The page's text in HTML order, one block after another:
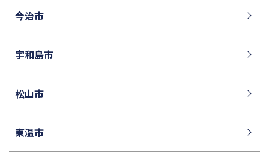
函館ラ・サール中学校
法政大学第二中学校
頌栄女子学院中学校
恵泉女学園中学校
大妻中学校
滝中学校
今治市
宇和島市
松山市
東温市